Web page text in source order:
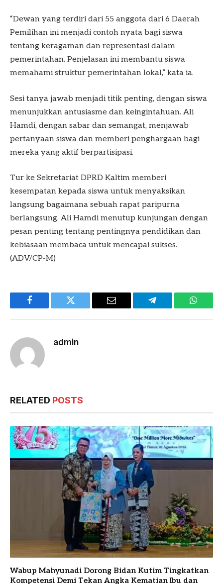
“Dewan yang terdiri dari 55 anggota dari 6 Daerah
Pemilihan ini menjadi contoh nyata bagi siswa
tentang keragaman dan representasi dalam
pemerintahan. Penjelasan ini membantu siswa
memahami struktur pemerintahan lokal,” kata ia.
Sesi tanya jawab menjadi titik penting, dengan siswa
menunjukkan antusiasme dan keingintahuan. Ali
Hamdi, dengan sabar dan semangat, menjawab
pertanyaan siswa dan memberi penghargaan bagi
mereka yang aktif berpartisipasi.
Tur ke Sekretariat DPRD Kaltim memberi
kesempatan kepada siswa untuk menyaksikan
langsung bagaimana sebuah rapat paripurna
berlangsung. Ali Hamdi menutup kunjungan dengan
pesan penting tentang pentingnya pendidikan dan
kebiasaan membaca untuk mencapai sukses.
(ADV/CP-M)
Facebook Twitter Email Telegram
admin
RELATED POSTS
Wabup Mahyunadi Dorong Bidan Kutim Tingkatkan
Kompetensi Demi Tekan Angka Kematian Ibu dan